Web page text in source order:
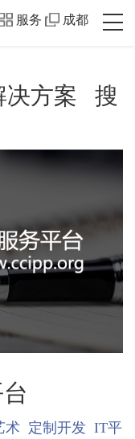
服务 成都
方案
搜
术 定制开发 IT平